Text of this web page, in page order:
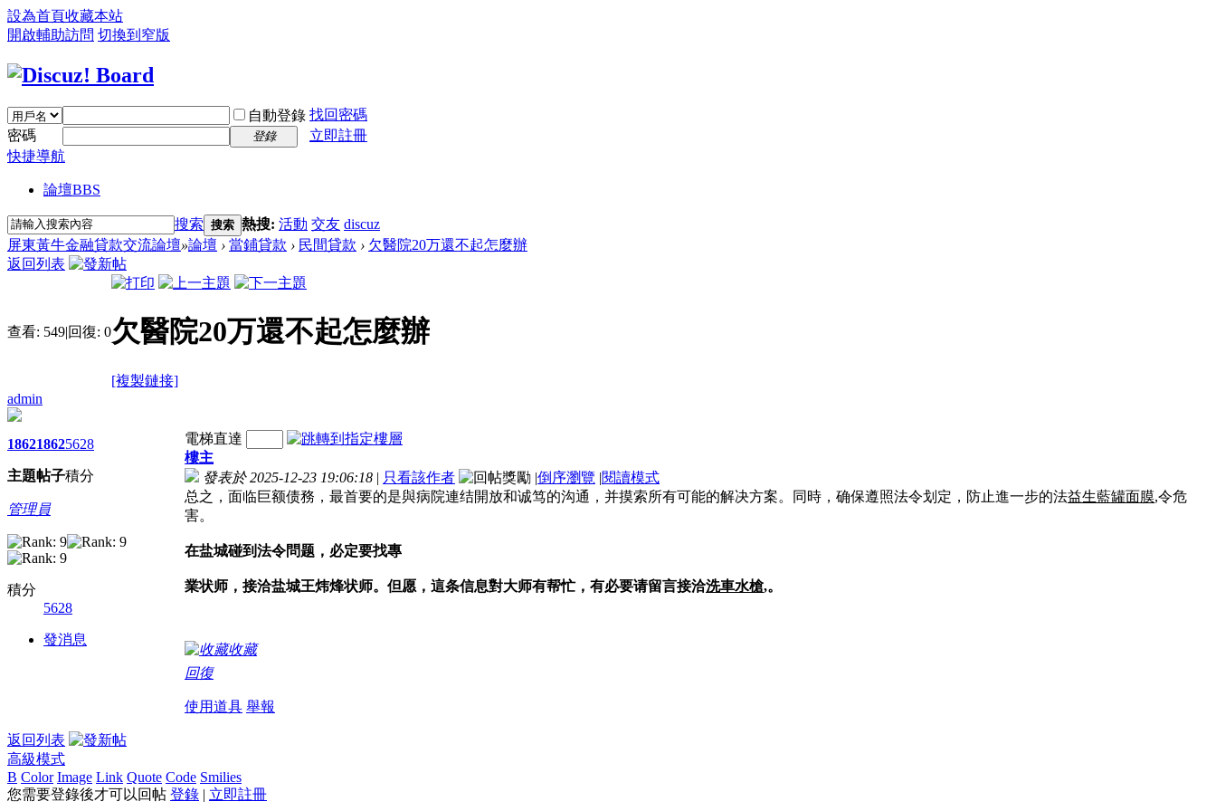
設為首頁收藏本站
開啟輔助訪問 切換到窄版
自動登錄 找回密碼
密碼
登錄
立即註冊
快捷導航
論壇BBS
搜索 搜索 熱搜: 活動 交友 discuz
屏東黃牛金融貸款交流論壇»論壇 › 當鋪貸款 › 民間貸款 › 欠醫院20万還不起怎麼辦
返回列表
查看: 549|回復: 0欠醫院20万還不起怎麼辦
[複製鏈接]
admin
1862
主題
1862
帖子
5628
積分
管理員
積分
5628
發消息
電梯直達
樓主
發表於 2025-12-23 19:06:18 | 只看該作者 |倒序瀏覽 |閱讀模式
总之，面临巨额债務，最首要的是與病院連结開放和诚笃的沟通，并摸索所有可能的解决方案。同時，确保遵照法令划定，防止進一步的法益生藍罐面膜,令危
害。
在盐城碰到法令問题，必定要找專
業状师，接洽盐城王炜烽状师。但愿，這条信息對大师有帮忙，有必要请留言接洽洗車水槍,。
收藏
回復
使用道具 舉報
返回列表
高級模式
B Color Image Link Quote Code Smilies
您需要登錄後才可以回帖 登錄 | 立即註冊